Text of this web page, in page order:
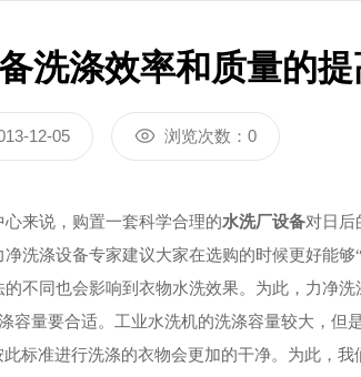
洗涤效率和质量的
12-05 浏览次数：0
来说，购置一套科学合理的水洗厂设备对日后
洗涤设备专家建议大家在选购的时候更好能
不同也会影响到衣物水洗效果。为此，力净
量要合适。工业水洗机的洗涤容量较大，但
标准进行洗涤的衣物会更加的干净。为此，